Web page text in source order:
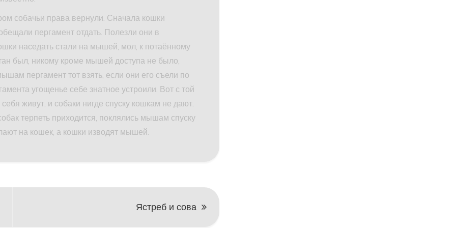
собачьи права вернули. Сначала кошки
пергамент отдать. Полезли они в
наседать стали на мышей, мол, к потаённому
был, никому кроме мышей доступа не было,
пергамент тот взять, если они его съели по
угощенье себе знатное устроили. Вот с той
живут, и собаки нигде спуску кошкам не дают.
терпеть приходится, поклялись мышам спуску
на кошек, а кошки изводят мышей.
Ястреб и сова